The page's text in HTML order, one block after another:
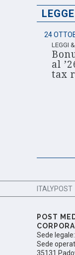
24
LEGGI
al
tax
ITALYPOST
POST
Sede
Sede
35131